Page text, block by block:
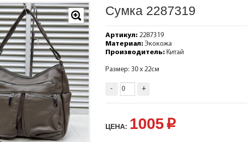
Сумка 2287319
Артикул:2287319
Материал:Экокожа
Производитель:Китай
Размер: 30 х 22см
- +
ЦЕНА: 1005p